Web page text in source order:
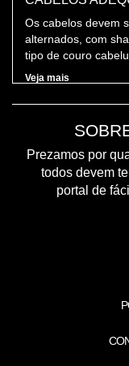
Os cabelos devem
alternados, com
tipo de couro
Veja mais
Prezamos por
todos devem
portal de